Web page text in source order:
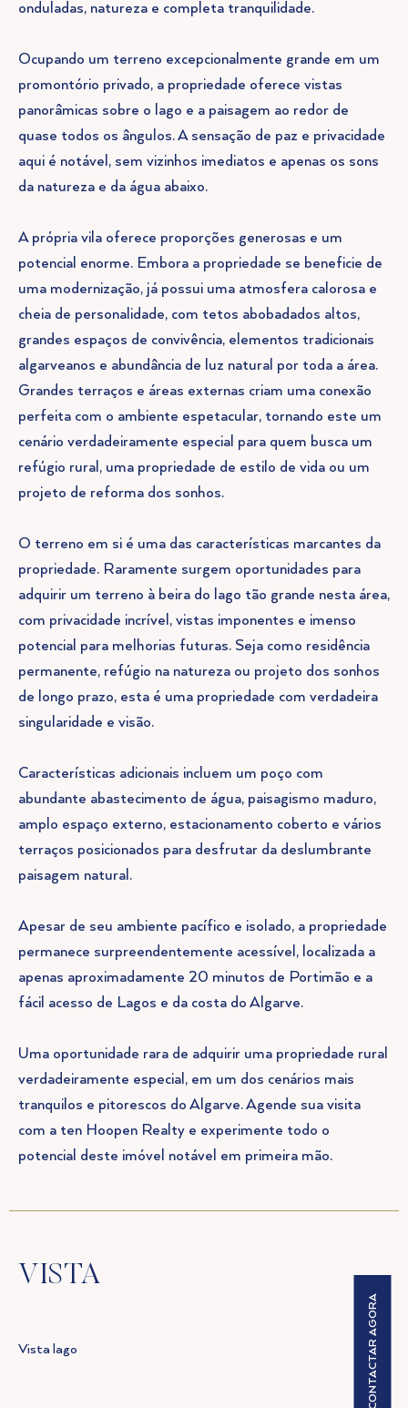
onduladas, natureza e completa tranquilidade.
Ocupando um terreno excepcionalmente grande em um
promontório privado, a propriedade oferece vistas
panorâmicas sobre o lago e a paisagem ao redor de
quase todos os ângulos. A sensação de paz e privacidade
aqui é notável, sem vizinhos imediatos e apenas os sons
da natureza e da água abaixo.
A própria vila oferece proporções generosas e um
potencial enorme. Embora a propriedade se beneficie de
uma modernização, já possui uma atmosfera calorosa e
cheia de personalidade, com tetos abobadados altos,
grandes espaços de convivência, elementos tradicionais
algarveanos e abundância de luz natural por toda a área.
Grandes terraços e áreas externas criam uma conexão
perfeita com o ambiente espetacular, tornando este um
cenário verdadeiramente especial para quem busca um
refúgio rural, uma propriedade de estilo de vida ou um
projeto de reforma dos sonhos.
O terreno em si é uma das características marcantes da
propriedade. Raramente surgem oportunidades para
adquirir um terreno à beira do lago tão grande nesta área,
com privacidade incrível, vistas imponentes e imenso
potencial para melhorias futuras. Seja como residência
permanente, refúgio na natureza ou projeto dos sonhos
de longo prazo, esta é uma propriedade com verdadeira
singularidade e visão.
Características adicionais incluem um poço com
abundante abastecimento de água, paisagismo maduro,
amplo espaço externo, estacionamento coberto e vários
terraços posicionados para desfrutar da deslumbrante
paisagem natural.
Apesar de seu ambiente pacífico e isolado, a propriedade
permanece surpreendentemente acessível, localizada a
apenas aproximadamente 20 minutos de Portimão e a
fácil acesso de Lagos e da costa do Algarve.
Uma oportunidade rara de adquirir uma propriedade rural
verdadeiramente especial, em um dos cenários mais
tranquilos e pitorescos do Algarve. Agende sua visita
com a ten Hoopen Realty e experimente todo o
potencial deste imóvel notável em primeira mão.
VISTA
Vista lago CONTACTAR AGORA